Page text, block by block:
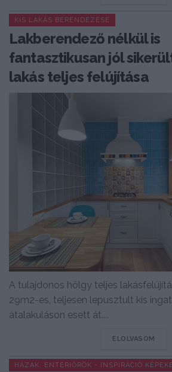
KIS LAKÁS BERENDEZÉSE
Lakberendező nélkül is
fantasztikusan jól
lakás teljes felújítása
A tulajdonos hölgy teljes
29m2-es, teljesen lepusztult kis
átalakuláson esett át....
ELOLVASOM
HÁZAK, ENTERIŐRÖK - INSPIRÁCIÓ